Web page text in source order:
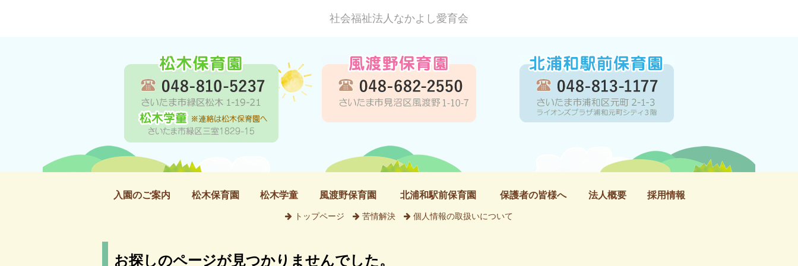
社会福祉法人なかよし愛育会
入園のご案内 松木保育園 松木学童 風渡野保育園 北浦和駅前保育園 保護者の皆様へ 法人概要 採用情報
トップページ 苦情解決 個人情報の取扱いについて
お探しのページが見つかりませんでした。